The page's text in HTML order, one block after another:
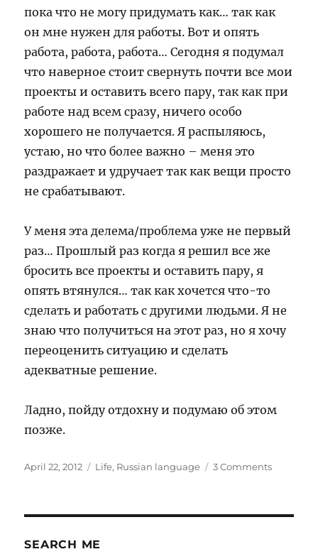
пока что не могу придумать как… так как
он мне нужен для работы. Вот и опять
работа, работа, работа… Сегодня я подумал
что наверное стоит свернуть почти все мои
проекты и оставить всего пару, так как при
работе над всем сразу, ничего особо
хорошего не получается. Я распыляюсь,
устаю, но что более важно – меня это
раздражает и удручает так как вещи просто
не срабатывают.
У меня эта делема/проблема уже не первый
раз… Прошлый раз когда я решил все же
бросить все проекты и оставить пару, я
опять втянулся… так как хочется что-то
сделать и работать с другими людьми. Я не
знаю что получиться на этот раз, но я хочу
переоценить ситуацию и сделать
адекватные решение.
Ладно, пойду отдохну и подумаю об этом
позже.
Posted
April 22, 2012 Categories
Life, Russian language 3 Commentson
SEARCH ME